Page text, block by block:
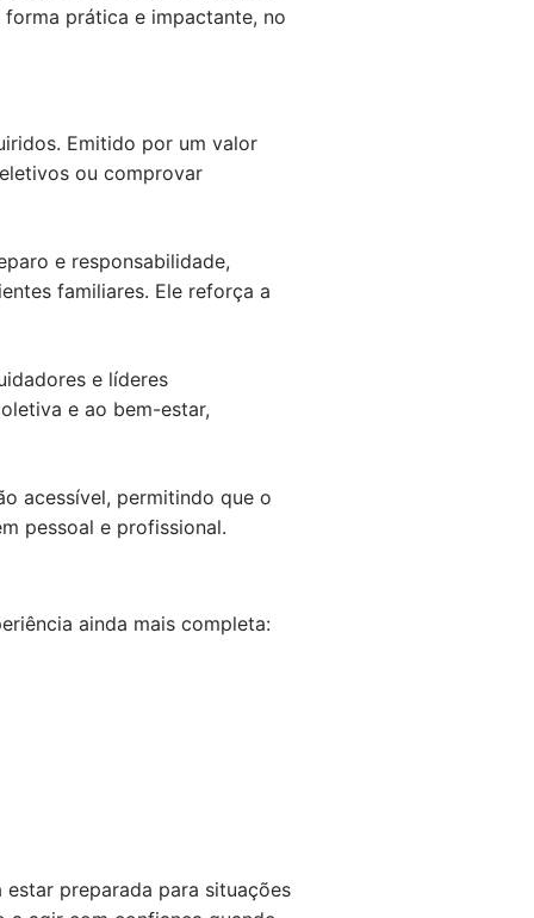
prática e impactante, no
Emitido por um valor
ou comprovar
e responsabilidade,
familiares. Ele reforça a
e líderes
e ao bem-estar,
acessível, permitindo que o
pessoal e profissional.
ainda mais completa:
preparada para situações